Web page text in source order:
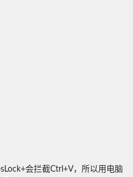
会拦截Ctrl+V，所以用电脑